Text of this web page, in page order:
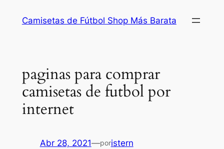
Camisetas de Fútbol Shop Más Barata
paginas para comprar
camisetas de futbol por
internet
Abr 28, 2021—poristern